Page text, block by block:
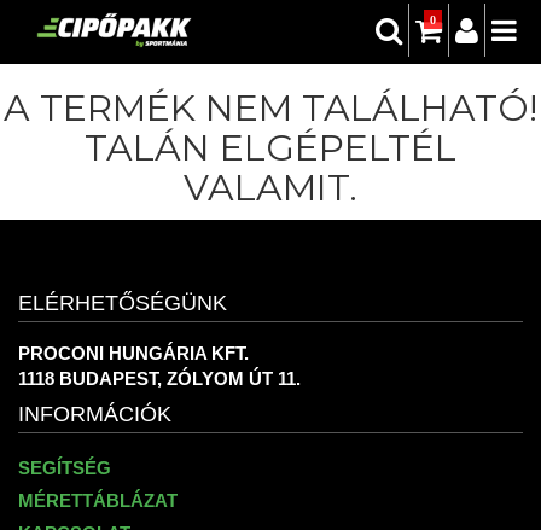
0
A TERMÉK NEM TALÁLHATÓ!
TALÁN ELGÉPELTÉL
VALAMIT.
ELÉRHETŐSÉGÜNK
PROCONI HUNGÁRIA KFT.
1118 BUDAPEST, ZÓLYOM ÚT 11.
INFORMÁCIÓK
SEGÍTSÉG
MÉRETTÁBLÁZAT